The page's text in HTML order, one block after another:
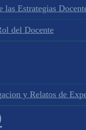
las Estrategias
del Docente
y Relatos de